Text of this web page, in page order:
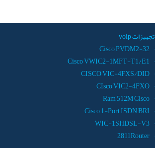
تجهيزات voip
Cisco PVDM2-32
Cisco VWIC2-1MFT-T1/E1
CISCO VIC-4FXS/DID
CIsco VIC2-4FXO
Ram 512M Cisco
Cisco 1-Port ISDN BRI
WIC-1SHDSL-V3
2811Router